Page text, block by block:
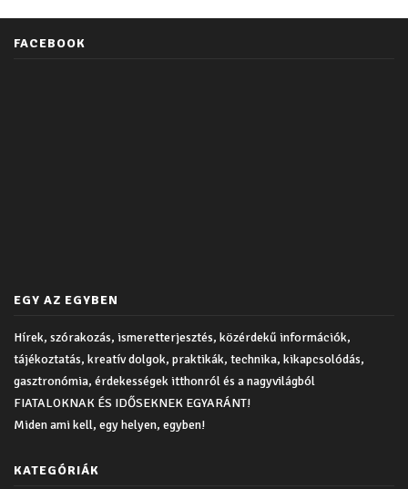
FACEBOOK
EGY AZ EGYBEN
Hírek, szórakozás, ismeretterjesztés, közérdekű információk,
tájékoztatás, kreatív dolgok, praktikák, technika, kikapcsolódás,
gasztronómia, érdekességek itthonról és a nagyvilágból
FIATALOKNAK ÉS IDŐSEKNEK EGYARÁNT!
Miden ami kell, egy helyen, egyben!
KATEGÓRIÁK